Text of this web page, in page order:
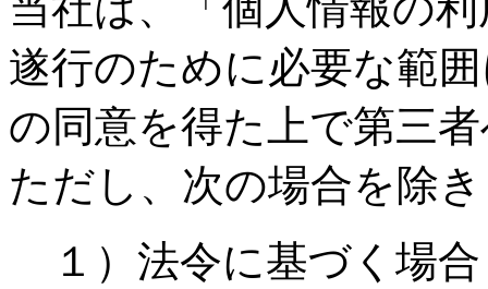
遂行のために必要な範
の同意を得た上で第三
ただし、次の場合を除
１）法令に基づく場合